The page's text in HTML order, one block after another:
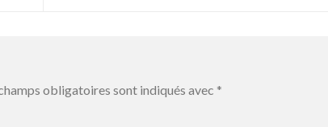
obligatoires sont indiqués avec *